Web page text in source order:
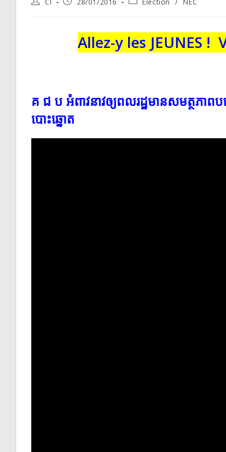
Allez-y les JEUNES !
គ ជ ប អំពាវនាវឲ្យពលរដ្ឋមានសមត្ថភាពប
បោះឆ្នោត